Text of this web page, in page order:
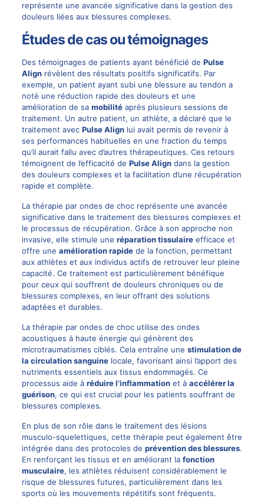
représente une avancée significative dans la gestion des
douleurs liées aux blessures complexes.
Études de cas ou témoignages
Des témoignages de patients ayant bénéficié de Pulse
Alignrévèlent des résultats positifs significatifs. Par
exemple, un patient ayant subi une blessure au tendon a
noté une réduction rapide des douleurs et une
amélioration de sa mobilitéaprès plusieurs sessions de
traitement. Un autre patient, un athlète, a déclaré que le
traitement avec Pulse Alignlui avait permis de revenir à
ses performances habituelles en une fraction du temps
qu’il aurait fallu avec d’autres thérapeutiques. Ces retours
témoignent de l’efficacité de Pulse Aligndans la gestion
des douleurs complexes et la facilitation d’une récupération
rapide et complète.
La thérapie par ondes de choc représente une avancée
significative dans le traitement des blessures complexes et
le processus de récupération. Grâce à son approche non
invasive, elle stimule une réparation tissulaireefficace et
offre une amélioration rapidede la fonction, permettant
aux athlètes et aux individus actifs de retrouver leur pleine
capacité. Ce traitement est particulièrement bénéfique
pour ceux qui souffrent de douleurs chroniques ou de
blessures complexes, en leur offrant des solutions
adaptées et durables.
La thérapie par ondes de choc utilise des ondes
acoustiques à haute énergie qui génèrent des
microtraumatismes ciblés. Cela entraîne une stimulation de
la circulation sanguinelocale, favorisant ainsi l’apport des
nutriments essentiels aux tissus endommagés. Ce
processus aide à réduire l’inflammationet à accélérer la
guérison, ce qui est crucial pour les patients souffrant de
blessures complexes.
En plus de son rôle dans le traitement des lésions
musculo-squelettiques, cette thérapie peut également être
intégrée dans des protocoles de prévention des blessures.
En renforçant les tissus et en améliorant la fonction
musculaire, les athlètes réduisent considérablement le
risque de blessures futures, particulièrement dans les
sports où les mouvements répétitifs sont fréquents.